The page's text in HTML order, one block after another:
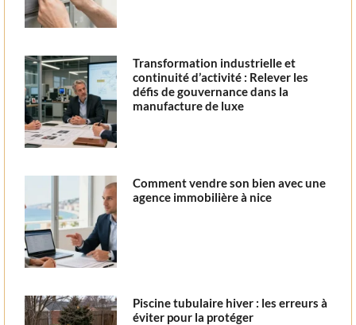
Transformation industrielle et
continuité d’activité : Relever les
défis de gouvernance dans la
manufacture de luxe
Comment vendre son bien avec une
agence immobilière à nice
Piscine tubulaire hiver : les erreurs à
éviter pour la protéger